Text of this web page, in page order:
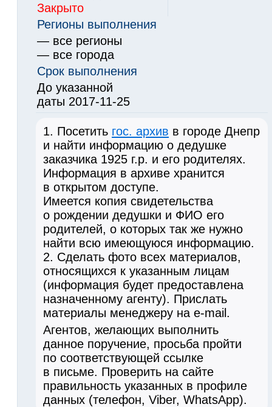
Закрыто
Регионы выполнения
— все регионы
— все города
Срок выполнения
До указанной
даты 2017-11-25
1. Посетить гос. архив в городе Днепр
и найти информацию о дедушке
заказчика 1925 г.р. и его родителях.
Информация в архиве хранится
в открытом доступе.
Имеется копия свидетельства
о рождении дедушки и ФИО его
родителей, о которых так же нужно
найти всю имеющуюся информацию.
2. Сделать фото всех материалов,
относящихся к указанным лицам
(информация будет предоставлена
назначенному агенту). Прислать
материалы менеджеру на e-mail.
Агентов, желающих выполнить
данное поручение, просьба пройти
по соответствующей ссылке
в письме. Проверить на сайте
правильность указанных в профиле
данных (телефон, Viber, WhatsApp).